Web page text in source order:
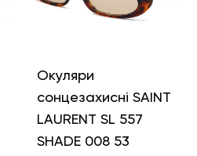
Окуляри
сонцезахисні SAINT
LAURENT SL 557
SHADE 008 53